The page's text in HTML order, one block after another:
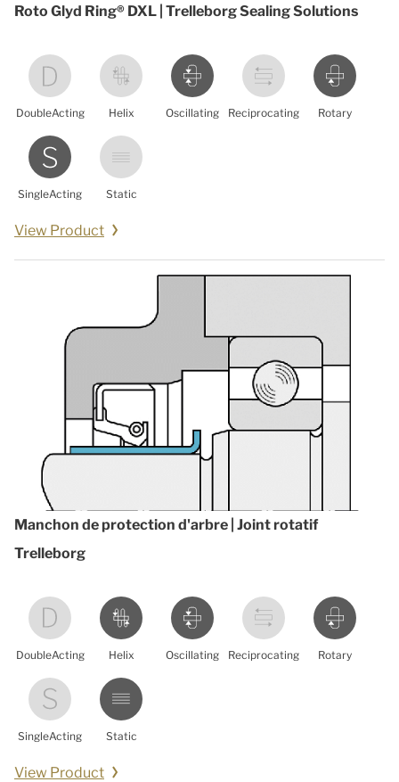
Roto Glyd Ring® DXL | Trelleborg Sealing Solutions
DoubleActing Helix Oscillating Reciprocating Rotary
SingleActing Static
View Product
Manchon de protection d'arbre | Joint rotatif
Trelleborg
DoubleActing Helix Oscillating Reciprocating Rotary
SingleActing Static
View Product